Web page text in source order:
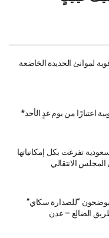
لموانئ الحديدة الخاضعة
اعتبارًا من يوم غدٍ الأحد*
تفرغت بكل إمكانياتها
الانتقالي
يوضحون “للصدارة سكاي”
الضالع – عدن